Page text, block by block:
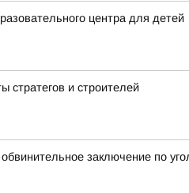
центра для детей
стратегов и строителей
заключение по